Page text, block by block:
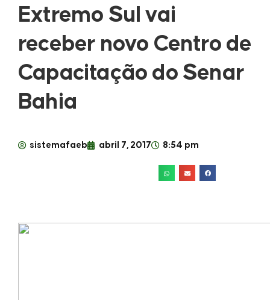
Extremo Sul vai
receber novo Centro de
Capacitação do Senar
Bahia
sistemafaeb abril 7, 2017 8:54 pm